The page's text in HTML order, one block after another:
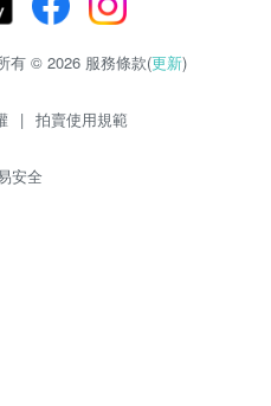
有 © 2026 服務條款(更新)
| 拍賣使用規範
安全